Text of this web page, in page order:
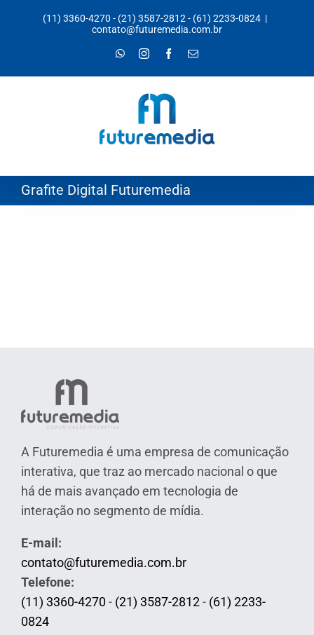
(11) 3360-4270 - (21) 3587-2812- (61) 2233-0824 |
contato@futuremedia.com.br
WhatsAppInstagramFacebook
E-
Grafite Digital Futuremedia
A Futuremedia é uma empresa de comunicação
interativa, que traz ao mercado nacional o que
há de mais avançado em tecnologia de
interação no segmento de mídia.
E-mail:
contato@futuremedia.com.br
Telefone:
(11) 3360-4270 - (21) 3587-2812- (61) 2233-
0824